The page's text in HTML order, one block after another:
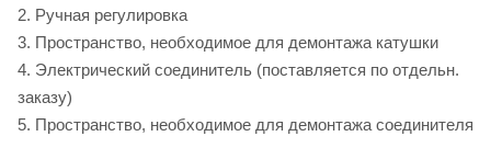
2. Ручная регулировка
3. Пространство, необходимое для демонтажа катушки
4. Электрический соединитель (поставляется по отдельн.
заказу)
5. Пространство, необходимое для демонтажа соединителя